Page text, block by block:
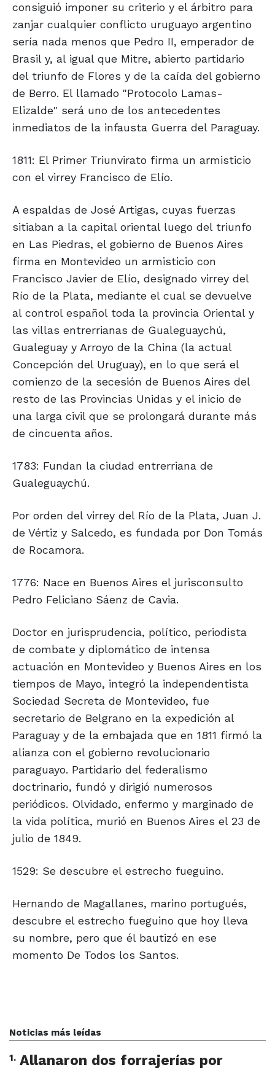
consiguió imponer su criterio y el árbitro para
zanjar cualquier conflicto uruguayo argentino
sería nada menos que Pedro II, emperador de
Brasil y, al igual que Mitre, abierto partidario
del triunfo de Flores y de la caída del gobierno
de Berro. El llamado "Protocolo Lamas-
Elizalde" será uno de los antecedentes
inmediatos de la infausta Guerra del Paraguay.
1811: El Primer Triunvirato firma un armisticio
con el virrey Francisco de Elío.
A espaldas de José Artigas, cuyas fuerzas
sitiaban a la capital oriental luego del triunfo
en Las Piedras, el gobierno de Buenos Aires
firma en Montevideo un armisticio con
Francisco Javier de Elío, designado virrey del
Río de la Plata, mediante el cual se devuelve
al control español toda la provincia Oriental y
las villas entrerrianas de Gualeguaychú,
Gualeguay y Arroyo de la China (la actual
Concepción del Uruguay), en lo que será el
comienzo de la secesión de Buenos Aires del
resto de las Provincias Unidas y el inicio de
una larga civil que se prolongará durante más
de cincuenta años.
1783: Fundan la ciudad entrerriana de
Gualeguaychú.
Por orden del virrey del Río de la Plata, Juan J.
de Vértiz y Salcedo, es fundada por Don Tomás
de Rocamora.
1776: Nace en Buenos Aires el jurisconsulto
Pedro Feliciano Sáenz de Cavia.
Doctor en jurisprudencia, político, periodista
de combate y diplomático de intensa
actuación en Montevideo y Buenos Aires en los
tiempos de Mayo, integró la independentista
Sociedad Secreta de Montevideo, fue
secretario de Belgrano en la expedición al
Paraguay y de la embajada que en 1811 firmó la
alianza con el gobierno revolucionario
paraguayo. Partidario del federalismo
doctrinario, fundó y dirigió numerosos
periódicos. Olvidado, enfermo y marginado de
la vida política, murió en Buenos Aires el 23 de
julio de 1849.
1529: Se descubre el estrecho fueguino.
Hernando de Magallanes, marino portugués,
descubre el estrecho fueguino que hoy lleva
su nombre, pero que él bautizó en ese
momento De Todos los Santos.
Noticias más leídas
1. Allanaron dos forrajerías por